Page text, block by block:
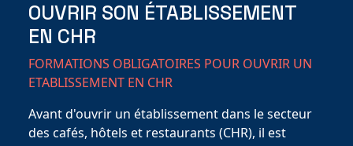
OUVRIR SON ÉTABLISSEMENT
EN CHR
FORMATIONS OBLIGATOIRES POUR OUVRIR UN
ETABLISSEMENT EN CHR
Avant d'ouvrir un établissement dans le secteur
des cafés, hôtels et restaurants (CHR), il est